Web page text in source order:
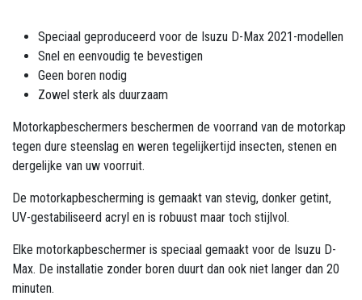
Speciaal geproduceerd voor de Isuzu D-Max 2021-modellen
Snel en eenvoudig te bevestigen
Geen boren nodig
Zowel sterk als duurzaam
Motorkapbeschermers beschermen de voorrand van de motorkap
tegen dure steenslag en weren tegelijkertijd insecten, stenen en
dergelijke van uw voorruit.
De motorkapbescherming is gemaakt van stevig, donker getint,
UV-gestabiliseerd acryl en is robuust maar toch stijlvol.
Elke motorkapbeschermer is speciaal gemaakt voor de Isuzu D-
Max. De installatie zonder boren duurt dan ook niet langer dan 20
minuten.